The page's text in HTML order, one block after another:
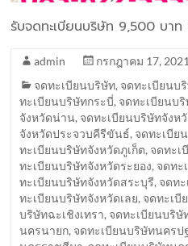
รับจดทะเบียนบริษัท 9,500 บาท
admin
กรกฎาคม 17, 2021
จดทะเบียนบริษัท, จดทะเบียนบ
ทะเบียนบริษัทกระบี่, จดทะเบียนบ
จังหวัดน่าน, จดทะเบียนบริษัทจังห
จังหวัดประจวบคีรีขันธ์, จดทะเบีย
ทะเบียนบริษัทจังหวัดภูเก็ต, จดทะเ
ทะเบียนบริษัทจังหวัดระยอง, จดทะ
ทะเบียนบริษัทจังหวัดสระบุรี, จดท
ทะเบียนบริษัทจังหวัดเลย, จดทะเบี
บริษัทฉะเชิงเทรา, จดทะเบียนบริษั
นครนายก, จดทะเบียนบริษัทนครป